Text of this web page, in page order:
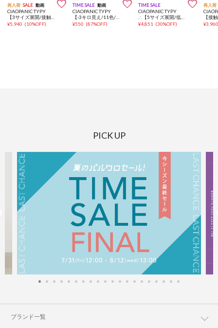
再入荷 SALE 動画 
CIAOPANIC TYPY
¥5,940 (10%OFF)
TIME SALE 動画 
CIAOPANIC TYPY
¥550 (87%OFF)
TIME SALE 
CIAOPANIC TYPY
∴【5サイズ展開/低身長・高身長対応】デイリーイージーワイドデニム
¥4,851 (30%OFF)
再入荷
¥
PICK UP
ブランド一覧